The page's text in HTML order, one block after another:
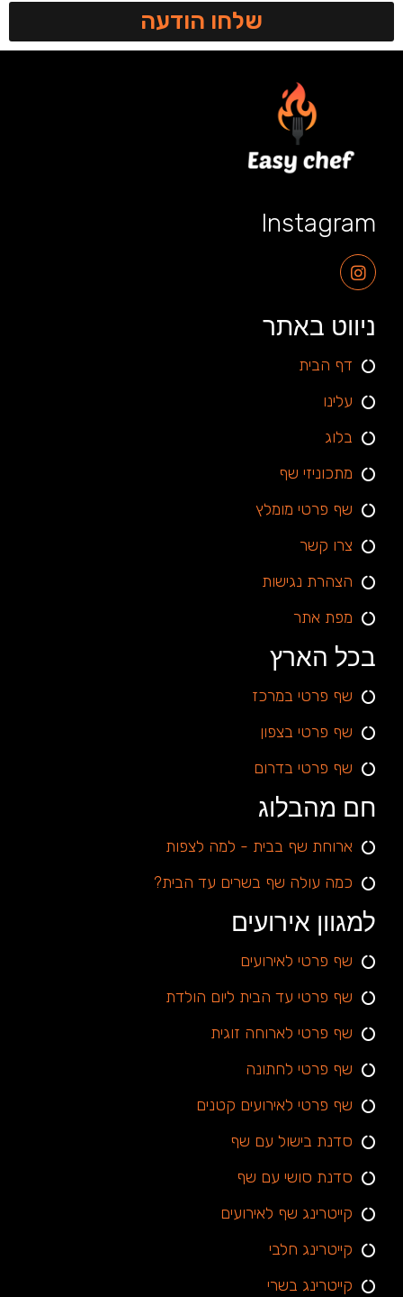
שלחו הודעה
Instagram
ניווט באתר
דף הבית
עלינו
בלוג
מתכוניזי שף
שף פרטי מומלץ
צרו קשר
הצהרת נגישות
מפת אתר
בכל הארץ
שף פרטי במרכז
שף פרטי בצפון
שף פרטי בדרום
חם מהבלוג
ארוחת שף בבית - למה לצפות
כמה עולה שף בשרים עד הבית?
למגוון אירועים
שף פרטי לאירועים
שף פרטי עד הבית ליום הולדת
שף פרטי לארוחה זוגית
שף פרטי לחתונה
שף פרטי לאירועים קטנים
סדנת בישול עם שף
סדנת סושי עם שף
קייטרינג שף לאירועים
קייטרינג חלבי
קייטרינג בשרי